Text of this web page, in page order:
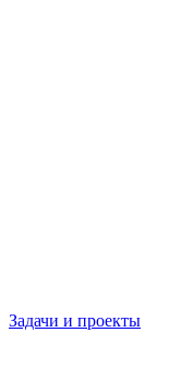
Задачи и проекты